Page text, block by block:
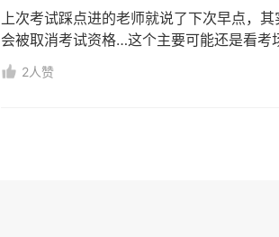
上次考试踩点进的老师就说了下次早点，
会被取消考试资格…这个主要可能还是看考
2人赞